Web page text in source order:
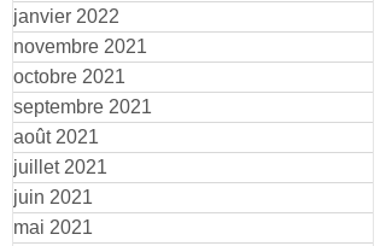
janvier 2022
novembre 2021
octobre 2021
septembre 2021
août 2021
juillet 2021
juin 2021
mai 2021